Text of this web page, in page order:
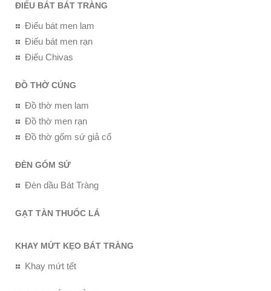
ĐIẾU BÁT BÁT TRÀNG
Điếu bát men lam
Điếu bát men rạn
Điếu Chivas
ĐỒ THỜ CÚNG
Đồ thờ men lam
Đồ thờ men rạn
Đồ thờ gốm sứ giả cổ
ĐÈN GỐM SỨ
Đèn dầu Bát Tràng
GẠT TÀN THUỐC LÁ
KHAY MỨT KẸO BÁT TRÀNG
Khay mứt tết